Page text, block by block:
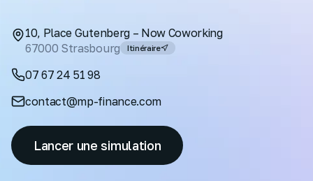
10, Place Gutenberg – Now Coworking
67000 Strasbourg Itinéraire
07 67 24 51 98
contact@mp-finance.com
Lancer une simulation